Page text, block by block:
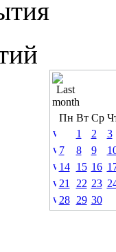
Пн Вт Ср
1
2
3
7
8 9
14
15 16
21
22 23
28
29 30